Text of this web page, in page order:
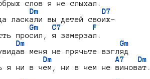
слов я не слыхал.
Dm              D7
ласкали вы детей своих-
Gm   C7       F
просил, я замерзал.
Dm                     Gm
меня не прячьте взгляд
Dm              A7   Dm
я ни в чем, ни в чем не виноват.